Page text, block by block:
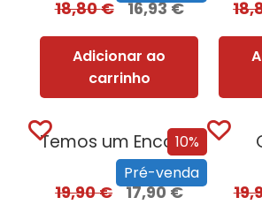
18,80€ 16,93€
Adicionar ao
carrinho
10%
Pré-venda
Temos um Encontro (Outra Vez) – Edição com EDGES
19,90€ 17,90€